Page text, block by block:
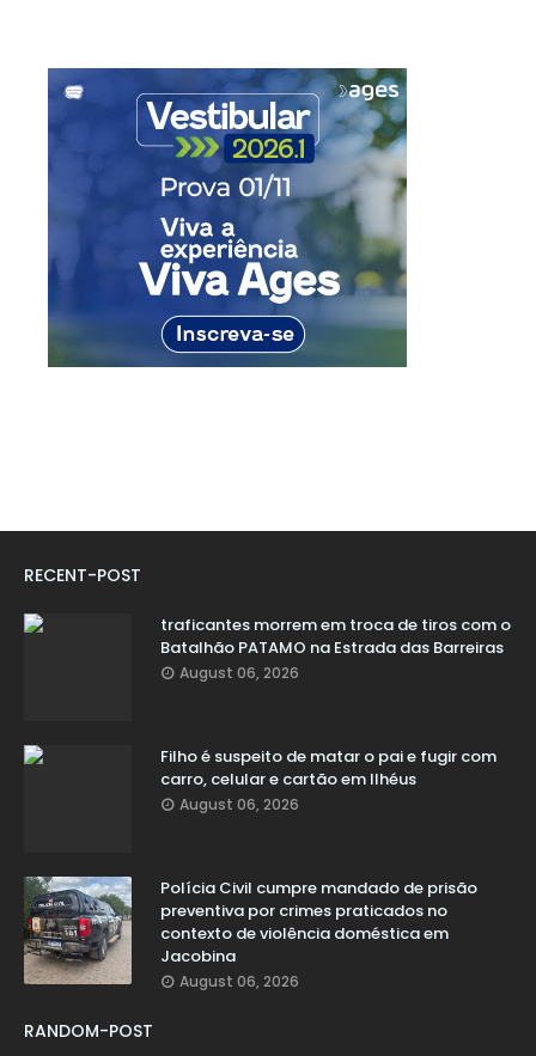
RECENT-POST
traficantes morrem em troca de tiros com o
Batalhão PATAMO na Estrada das Barreiras
August 06, 2026
Filho é suspeito de matar o pai e fugir com
carro, celular e cartão em Ilhéus
August 06, 2026
Polícia Civil cumpre mandado de prisão
preventiva por crimes praticados no
contexto de violência doméstica em
Jacobina
August 06, 2026
RANDOM-POST